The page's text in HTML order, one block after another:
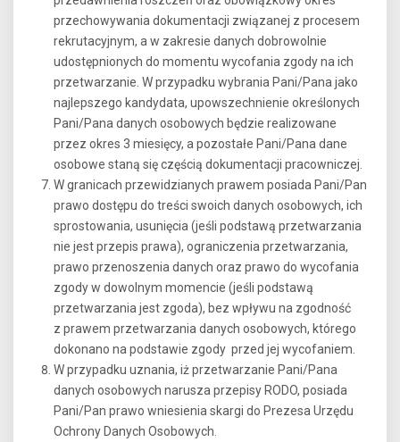
przechowywania dokumentacji związanej z procesem
rekrutacyjnym, a w zakresie danych dobrowolnie
udostępnionych do momentu wycofania zgody na ich
przetwarzanie. W przypadku wybrania Pani/Pana jako
najlepszego kandydata, upowszechnienie określonych
Pani/Pana danych osobowych będzie realizowane
przez okres 3 miesięcy, a pozostałe Pani/Pana dane
osobowe staną się częścią dokumentacji pracowniczej.
W granicach przewidzianych prawem posiada Pani/Pan
prawo dostępu do treści swoich danych osobowych, ich
sprostowania, usunięcia (jeśli podstawą przetwarzania
nie jest przepis prawa), ograniczenia przetwarzania,
prawo przenoszenia danych oraz prawo do wycofania
zgody w dowolnym momencie (jeśli podstawą
przetwarzania jest zgoda), bez wpływu na zgodność
z prawem przetwarzania danych osobowych, którego
dokonano na podstawie zgody przed jej wycofaniem.
W przypadku uznania, iż przetwarzanie Pani/Pana
danych osobowych narusza przepisy RODO, posiada
Pani/Pan prawo wniesienia skargi do Prezesa Urzędu
Ochrony Danych Osobowych.